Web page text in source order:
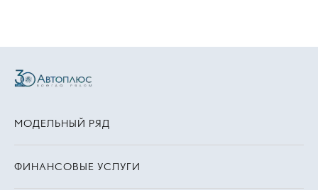
МОДЕЛЬНЫЙ РЯД
ФИНАНСОВЫЕ УСЛУГИ